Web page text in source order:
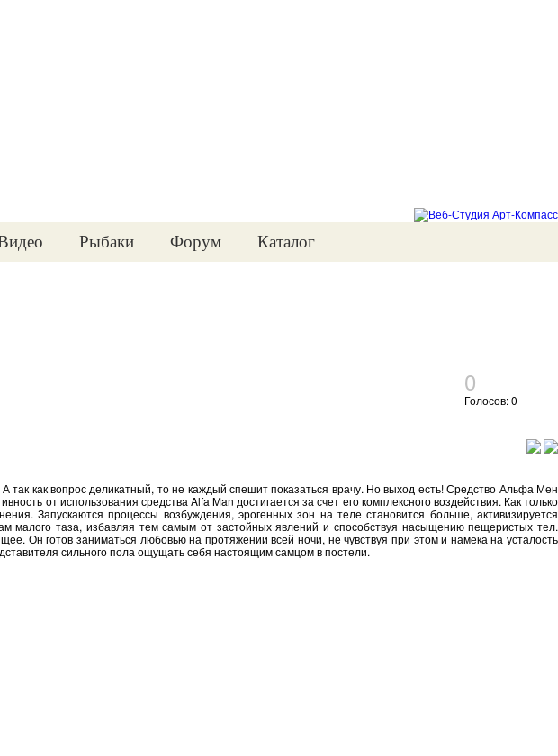
Рыбаки Форум Каталог
0
Голосов: 0
как вопрос деликатный, то не каждый спешит показаться врачу. Но выход есть! Средство Альфа Мен
от использования средства Alfa Man достигается за счет его комплексного воздействия. Как только
Запускаются процессы возбуждения, эрогенных зон на теле становится больше, активизируется
малого таза, избавляя тем самым от застойных явлений и способствуя насыщению пещеристых тел.
Он готов заниматься любовью на протяжении всей ночи, не чувствуя при этом и намека на усталость
сильного пола ощущать себя настоящим самцом в постели.